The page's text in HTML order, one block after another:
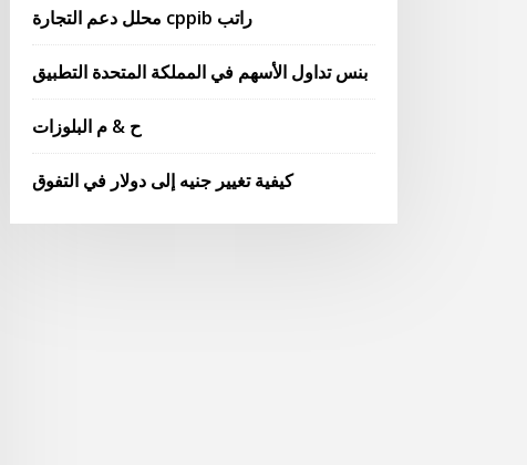
محلل دعم التجارة cppib راتب
بنس تداول الأسهم في المملكة المتحدة التطبيق
ح & م البلوزات
كيفية تغيير جنيه إلى دولار في التفوق